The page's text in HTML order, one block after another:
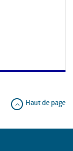
Haut de page